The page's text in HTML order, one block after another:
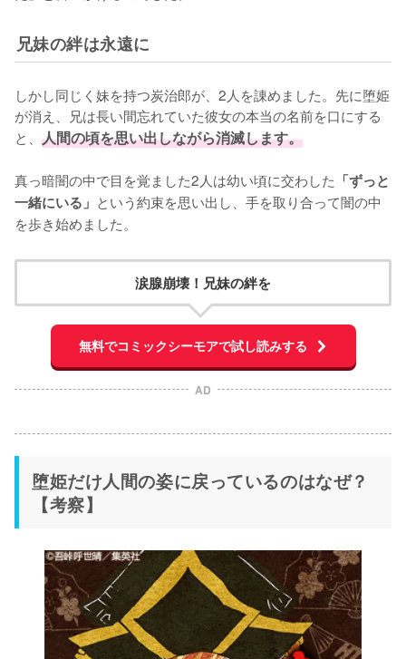
兄妹の絆は永遠に
しかし同じく妹を持つ炭治郎が、2人を諌めました。先に堕姫
が消え、兄は長い間忘れていた彼女の本当の名前を口にする
と、 人間の頃を思い出しながら消滅します。
真っ暗闇の中で目を覚ました2人は幼い頃に交わした 「ずっと
一緒にいる」 という約束を思い出し、手を取り合って闇の中
を歩き始めました。
涙腺崩壊！兄妹の絆を
無料でコミックシーモアで試し読みする
AD
堕姫だけ人間の姿に戻っているのはなぜ？
【考察】